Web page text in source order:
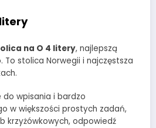
na O 4 litery, najlepszą
. To stolica Norwegii i najczęstsza
do wpisania i bardzo
w większości prostych zadań,
krzyżówkowych, odpowiedź